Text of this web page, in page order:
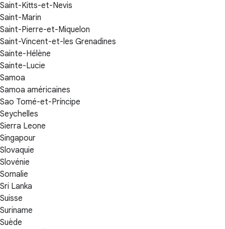
Saint-Kitts-et-Nevis
Saint-Marin
Saint-Pierre-et-Miquelon
Saint-Vincent-et-les Grenadines
Sainte-Hélène
Sainte-Lucie
Samoa
Samoa américaines
Sao Tomé-et-Príncipe
Seychelles
Sierra Leone
Singapour
Slovaquie
Slovénie
Somalie
Sri Lanka
Suisse
Suriname
Suède